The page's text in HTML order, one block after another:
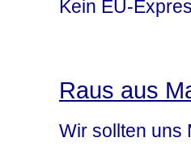
Kein EU-
Raus aus
Wir sollten uns